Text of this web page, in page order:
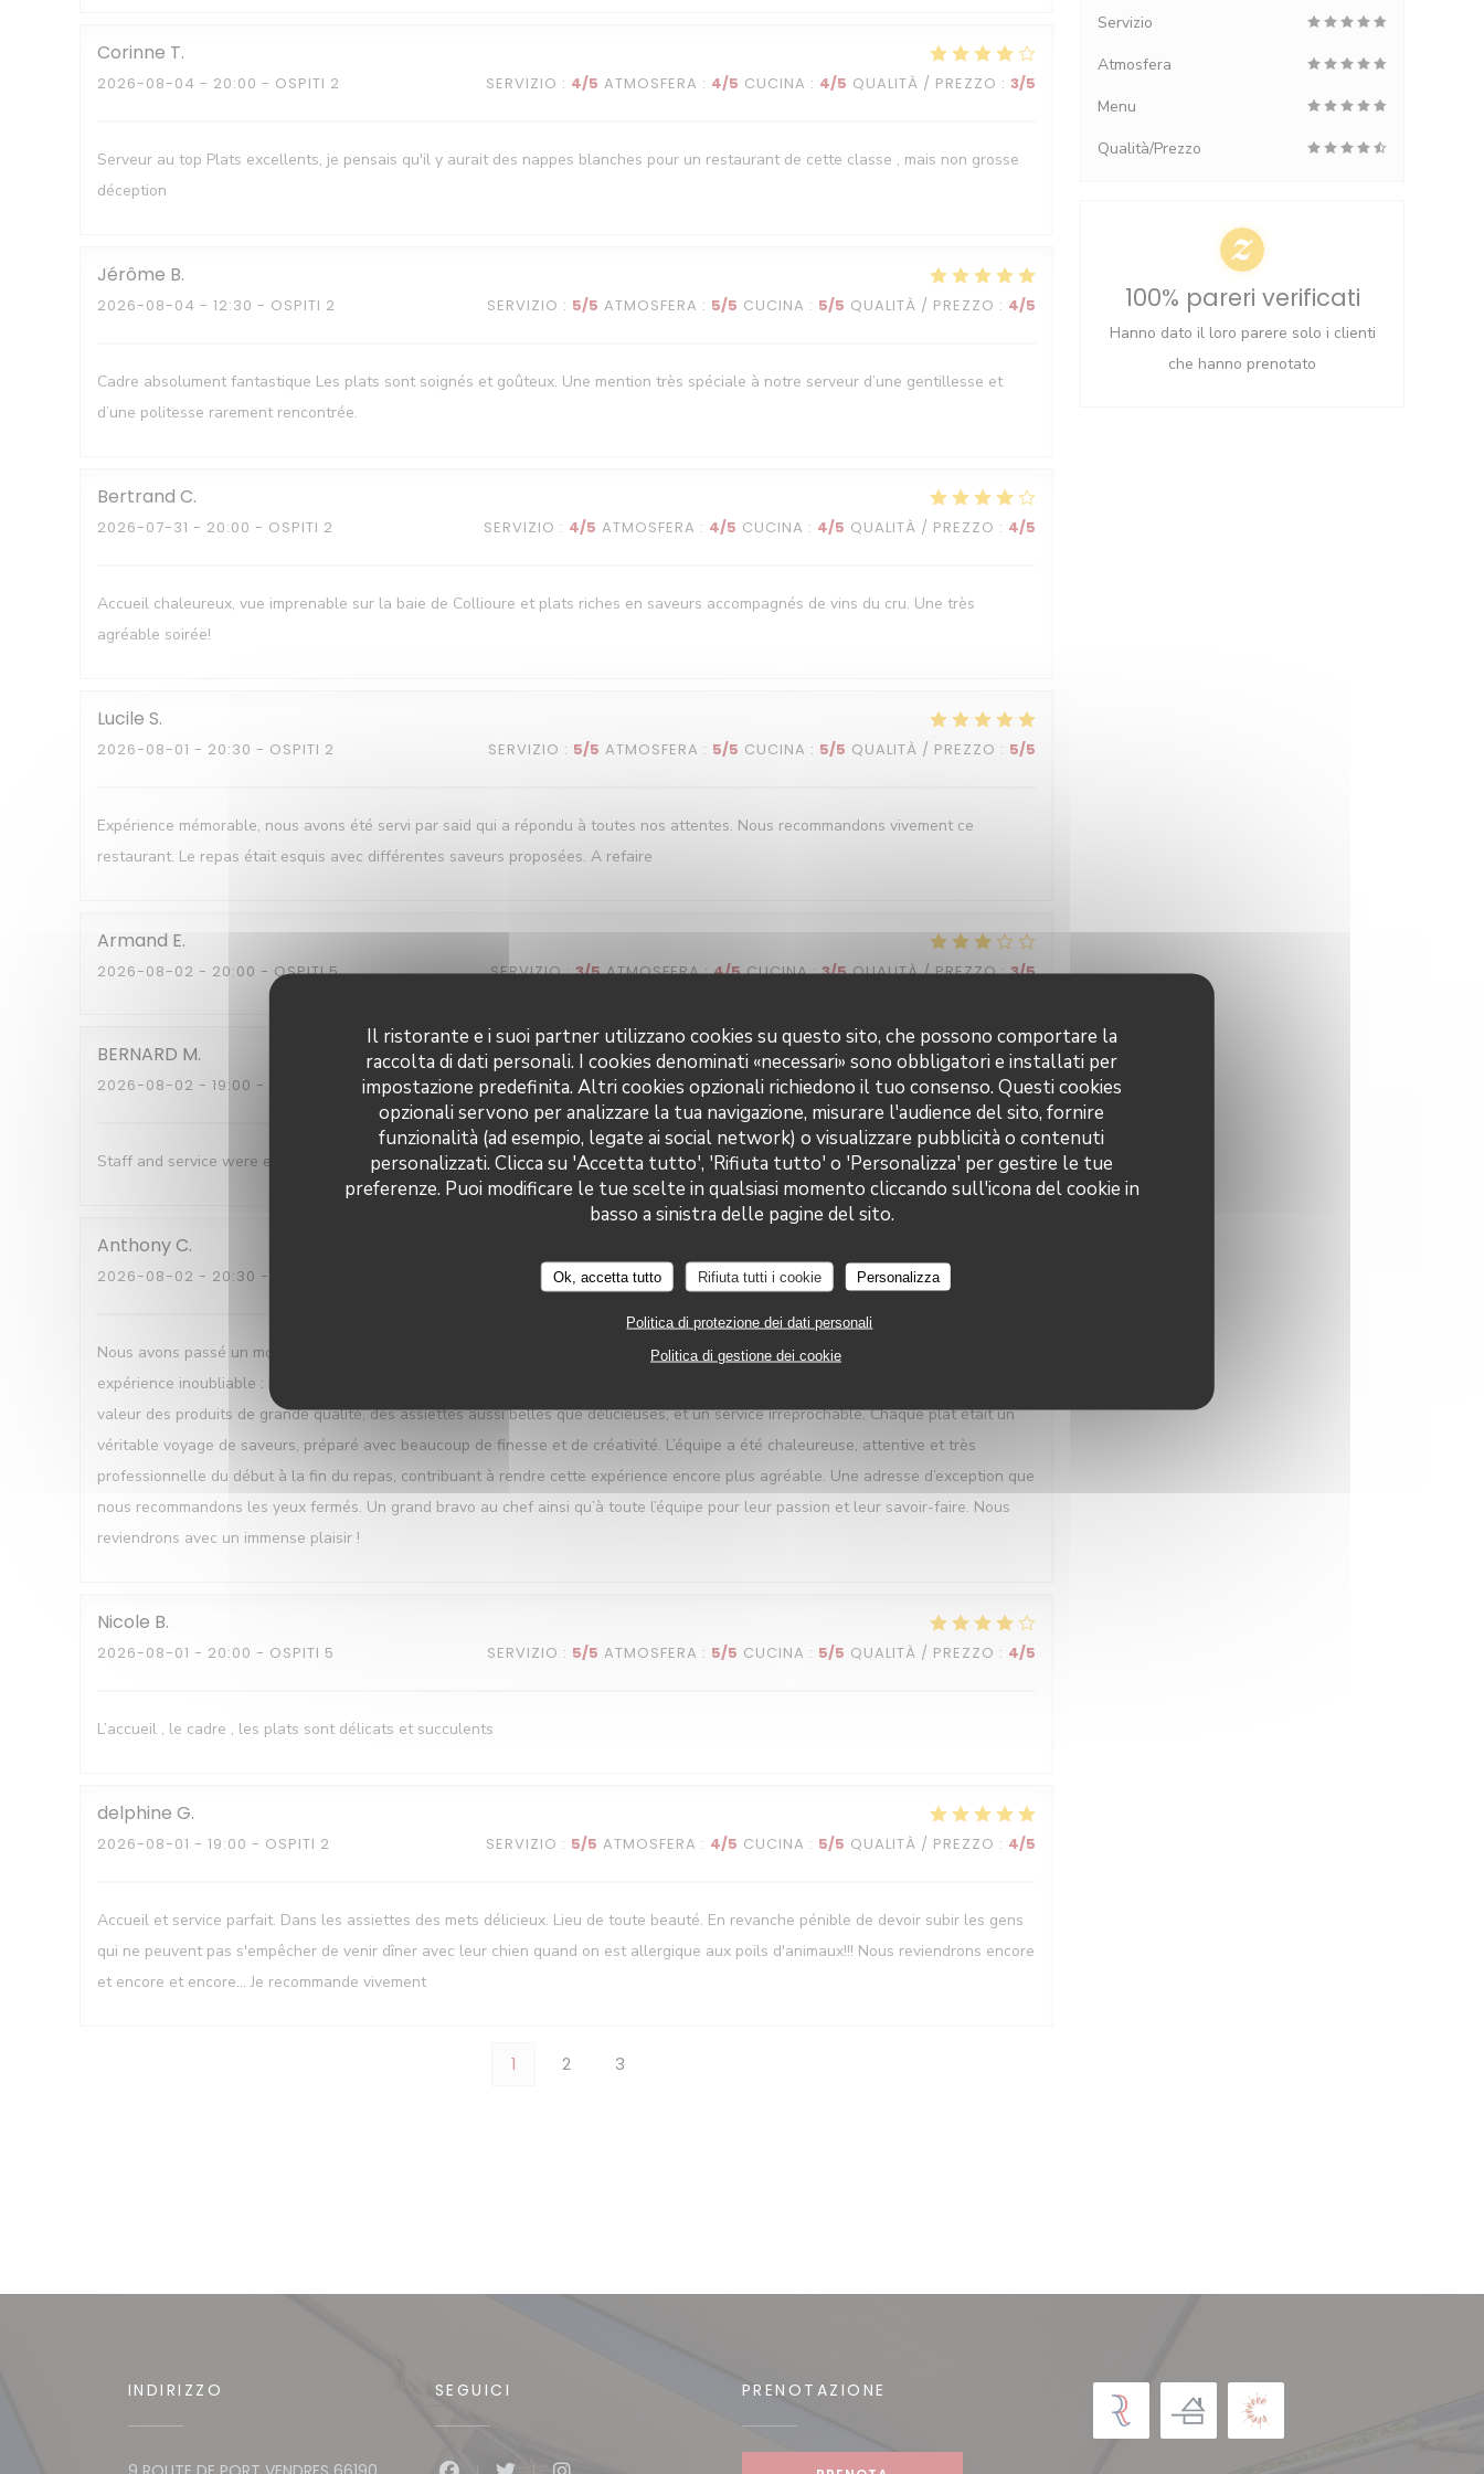
Il ristorante e i suoi partner utilizzano cookies su questo sito, che possono comportare la
raccolta di dati personali. I cookies denominati «necessari» sono obbligatori e installati per
impostazione predefinita. Altri cookies opzionali richiedono il tuo consenso. Questi cookies
opzionali servono per analizzare la tua navigazione, misurare l'audience del sito, fornire
funzionalità (ad esempio, legate ai social network) o visualizzare pubblicità o contenuti
personalizzati. Clicca su 'Accetta tutto', 'Rifiuta tutto' o 'Personalizza' per gestire le tue
preferenze. Puoi modificare le tue scelte in qualsiasi momento cliccando sull'icona del cookie in
basso a sinistra delle pagine del sito.
Ok, accetta tutto Rifiuta tutti i cookie Personalizza
Politica di protezione dei dati personali
Politica di gestione dei cookie
Corinne T
2026-08-04 - 20:00 - OSPITI 2 SERVIZIO : 4/5 ATMOSFERA : 4/5 CUCINA : 4/5 QUALITÀ / PREZZO : 3/5
Serveur au top Plats excellents, je pensais qu'il y aurait des nappes blanches pour un restaurant de cette classe , mais non grosse
déception
Jérôme B
2026-08-04 - 12:30 - OSPITI 2 SERVIZIO : 5/5 ATMOSFERA : 5/5 CUCINA : 5/5 QUALITÀ / PREZZO : 4/5
Cadre absolument fantastique Les plats sont soignés et goûteux. Une mention très spéciale à notre serveur d’une gentillesse et
d’une politesse rarement rencontrée.
Bertrand C
2026-07-31 - 20:00 - OSPITI 2 SERVIZIO : 4/5 ATMOSFERA : 4/5 CUCINA : 4/5 QUALITÀ / PREZZO : 4/5
Accueil chaleureux, vue imprenable sur la baie de Collioure et plats riches en saveurs accompagnés de vins du cru. Une très
agréable soirée!
Lucile S
2026-08-01 - 20:30 - OSPITI 2 SERVIZIO : 5/5 ATMOSFERA : 5/5 CUCINA : 5/5 QUALITÀ / PREZZO : 5/5
Expérience mémorable, nous avons été servi par said qui a répondu à toutes nos attentes. Nous recommandons vivement ce
restaurant. Le repas était esquis avec différentes saveurs proposées. A refaire
Armand E
2026-08-02 - 20:00 - OSPITI 5 SERVIZIO: 3/5 ATMOSFERA: 4/5 CUCINA: 3/5 QUALITÀ / PREZZO: 3/5
BERNARD M
2026-08-02 - 19:00 - OSPITI 7 SERVIZIO: 5/5 ATMOSFERA: 5/5 CUCINA: 5/5 QUALITÀ / PREZZO : 5/5
Staff and service were excellent , Good humoured , helpful and polite . Food was superb Presentation and location fabulous.
AnthonyC
2026-08-02 - 20:30 - OSPITI 2 SERVIZIO: 5/5 ATMOSFERA : 5/5 CUCINA: 5 QUALITÀ / PREZZO
Nous avons passé un moment tout simplement exceptionnel au Restaurant Le Neptune à Collioure. Tout était réuni pour vivre une
expérience inoubliable : un cadre magnifique avec une vue imprenable sur la baie de Collioure, une cuisine raffinée mettant en
valeur des produits de grande qualité, des assiettes aussi belles que délicieuses, et un service irréprochable. Chaque plat était un
véritable voyage de saveurs, préparé avec beaucoup de finesse et de créativité. L’équipe a été chaleureuse, attentive et très
professionnelle du début à la fin du repas, contribuant à rendre cette expérience encore plus agréable. Une adresse d’exception que
nous recommandons les yeux fermés. Un grand bravo au chef ainsi qu’à toute l’équipe pour leur passion et leur savoir-faire. Nous
reviendrons avec un immense plaisir !
Nicole B
2026-08-01 - 20:00 - OSPITI 5 SERVIZIO : 5/5 ATMOSFERA : 5/5 CUCINA : 5/5 QUALITÀ / PREZZO : 4/5
L’accueil , le cadre , les plats sont délicats et succulents
delphine G
2026-08-01 - 19:00 - OSPITI 2 SERVIZIO : 5/5 ATMOSFERA : 4/5 CUCINA : 5/5 QUALITÀ / PREZZO : 4/5
Accueil et service parfait. Dans les assiettes des mets délicieux. Lieu de toute beauté. En revanche pénible de devoir subir les gens
qui ne peuvent pas s'empêcher de venir dîner avec leur chien quand on est allergique aux poils d'animaux!!! Nous reviendrons encore
et encore et encore... Je recommande vivement
1 2 3
Servizio
Atmosfera
Menu
Qualità/Prezzo
100% pareri verificati
Hanno dato il loro parere solo i clienti
che hanno prenotato
INDIRIZZO SEGUICI PRENOTAZIONE
Le Neptune